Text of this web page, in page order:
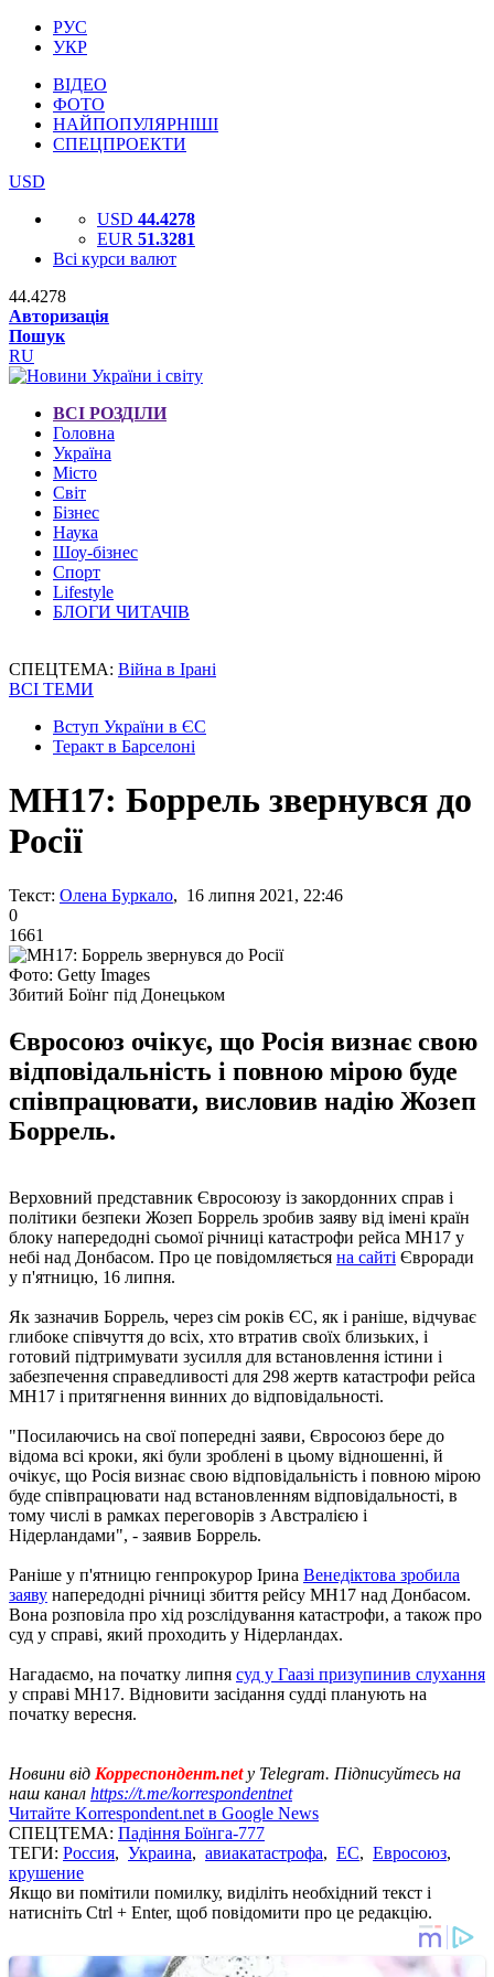
РУС
УКР
ВІДЕО
ФОТО
НАЙПОПУЛЯРНІШІ
СПЕЦПРОЕКТИ
USD
USD 44.4278
EUR 51.3281
Всі курси валют
44.4278
Авторизація
Пошук
RU
ВСІ РОЗДІЛИ
Головна
Україна
Місто
Світ
Бізнес
Наука
Шоу-бізнес
Спорт
Lifestyle
БЛОГИ ЧИТАЧІВ
СПЕЦТЕМА: Війна в Ірані
ВСІ ТЕМИ
Вступ України в ЄС
Теракт в Барселоні
MH17: Боррель звернувся до
Росії
Текст: Олена Буркало, 16 липня 2021, 22:46
0
1661
Фото: Getty Images
Збитий Боїнг під Донецьком
Євросоюз очікує, що Росія визнає свою
відповідальність і повною мірою буде
співпрацювати, висловив надію Жозеп
Боррель.
Верховний представник Євросоюзу із закордонних справ і
політики безпеки Жозеп Боррель зробив заяву від імені країн
блоку напередодні сьомої річниці катастрофи рейса MH17 у
небі над Донбасом. Про це повідомляється на сайті Євроради
у п'ятницю, 16 липня.
Як зазначив Боррель, через сім років ЄС, як і раніше, відчуває
глибоке співчуття до всіх, хто втратив своїх близьких, і
готовий підтримувати зусилля для встановлення істини і
забезпечення справедливості для 298 жертв катастрофи рейса
MH17 і притягнення винних до відповідальності.
"Посилаючись на свої попередні заяви, Євросоюз бере до
відома всі кроки, які були зроблені в цьому відношенні, й
очікує, що Росія визнає свою відповідальність і повною мірою
буде співпрацювати над встановленням відповідальності, в
тому числі в рамках переговорів з Австралією і
Нідерландами", - заявив Боррель.
Раніше у п'ятницю генпрокурор Ірина Венедіктова зробила
заяву напередодні річниці збиття рейсу МН17 над Донбасом.
Вона розповіла про хід розслідування катастрофи, а також про
суд у справі, який проходить у Нідерландах.
Нагадаємо, на початку липня суд у Гаазі призупинив слухання
у справі МН17. Відновити засідання судді планують на
початку вересня.
Новини від Корреспондент.netу Telegram. Підписуйтесь на
наш канал https://t.me/korrespondentnet
Читайте Korrespondent.net в Google News
СПЕЦТЕМА: Падіння Боїнга-777
ТЕГИ: Россия, Украина, авиакатастрофа, ЕС, Евросоюз,
крушение
Якщо ви помітили помилку, виділіть необхідний текст і
натисніть Ctrl + Enter, щоб повідомити про це редакцію.